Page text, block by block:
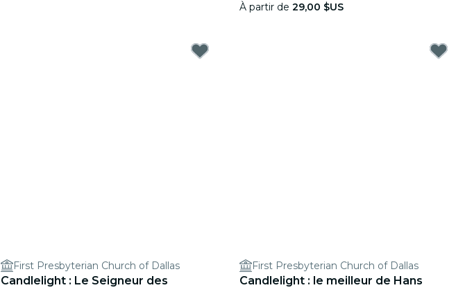
À partir de 29,00 $US
First Presbyterian Church of Dallas
Candlelight : Le Seigneur des
First Presbyterian Church of Dallas
Candlelight : le meilleur de Hans